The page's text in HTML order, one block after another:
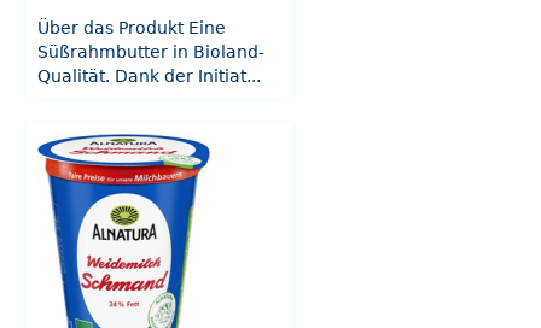
Über das Produkt Eine
Süßrahmbutter in Bioland-
Qualität. Dank der Initiat...